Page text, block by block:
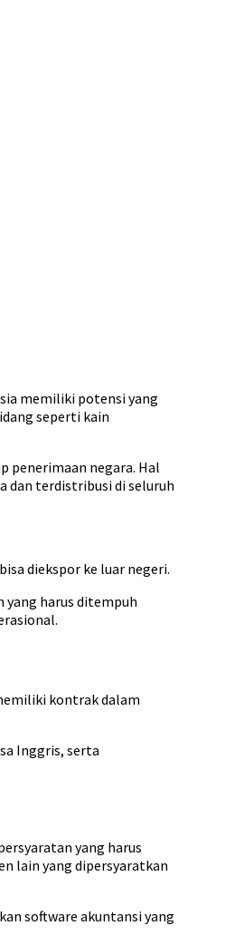
memiliki potensi yang
seperti kain
penerimaan negara. Hal
dan terdistribusi di seluruh
diekspor ke luar negeri.
yang harus ditempuh
kontrak dalam
Inggris, serta
yang harus
lain yang dipersyaratkan
software akuntansi yang